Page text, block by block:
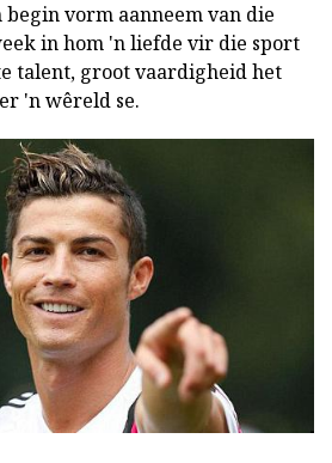
begin vorm aanneem van die
in hom 'n liefde vir die sport
talent, groot vaardigheid het
'n wêreld se.